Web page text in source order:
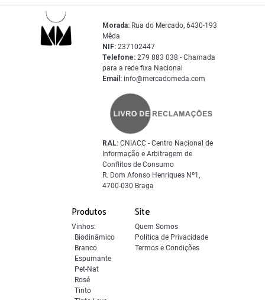
Produtos
Vinhos:
Biodinâmico
Branco
Espumante
Pet-Nat
Rosé
Tinto
Site
Quem Somos
Política de Privacidade
Termos e Condições
Morada: Rua do Mercado, 6430-193
Mêda
NIF: 237102447
Telefone: 279 883 038 - Chamada
para a rede fixa Nacional
Email: info@mercadomeda.com
RAL: CNIACC - Centro Nacional de
Informação e Arbitragem de
Conflitos de Consumo
R. Dom Afonso Henriques Nº1,
4700-030 Braga